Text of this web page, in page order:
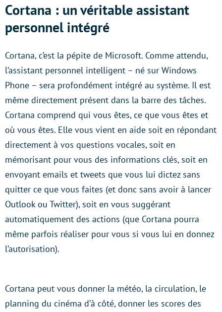
Cortana : un véritable assistant
personnel intégré
Cortana, c’est la pépite de Microsoft. Comme attendu,
l’assistant personnel intelligent – né sur Windows
Phone – sera profondément intégré au système. Il est
même directement présent dans la barre des tâches.
Cortana comprend qui vous êtes, ce que vous êtes et
où vous êtes. Elle vous vient en aide soit en répondant
directement à vos questions vocales, soit en
mémorisant pour vous des informations clés, soit en
envoyant emails et tweets que vous lui dictez sans
quitter ce que vous faites (et donc sans avoir à lancer
Outlook ou Twitter), soit en vous suggérant
automatiquement des actions (que Cortana pourra
même parfois réaliser pour vous si vous lui en donnez
l’autorisation).
Cortana peut vous donner la météo, la circulation, le
planning du cinéma d’à côté, donner les scores des